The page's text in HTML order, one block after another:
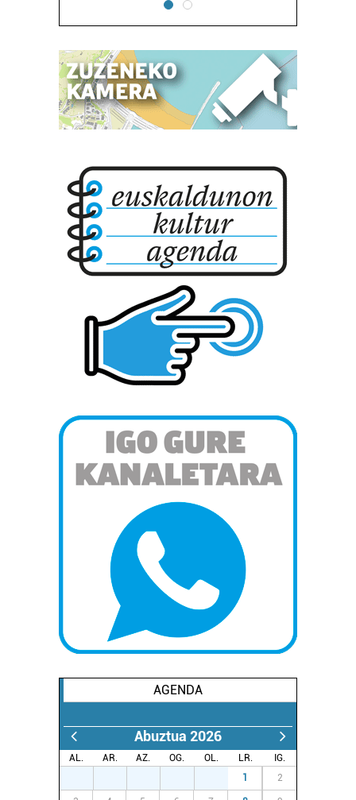
AGENDA
Abuztua 2026
AL. AR. AZ. OG. OL. LR.
IG.
1 2